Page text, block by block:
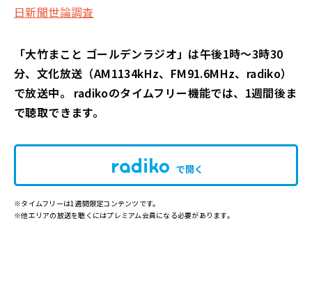
日新聞世論調査
「大竹まこと ゴールデンラジオ」は午後1時～3時30
分、文化放送（AM1134kHz、FM91.6MHz、radiko）
で放送中。 radikoのタイムフリー機能では、1週間後ま
で聴取できます。
で開く
※タイムフリーは1週間限定コンテンツです。
※他エリアの放送を聴くにはプレミアム会員になる必要があります。